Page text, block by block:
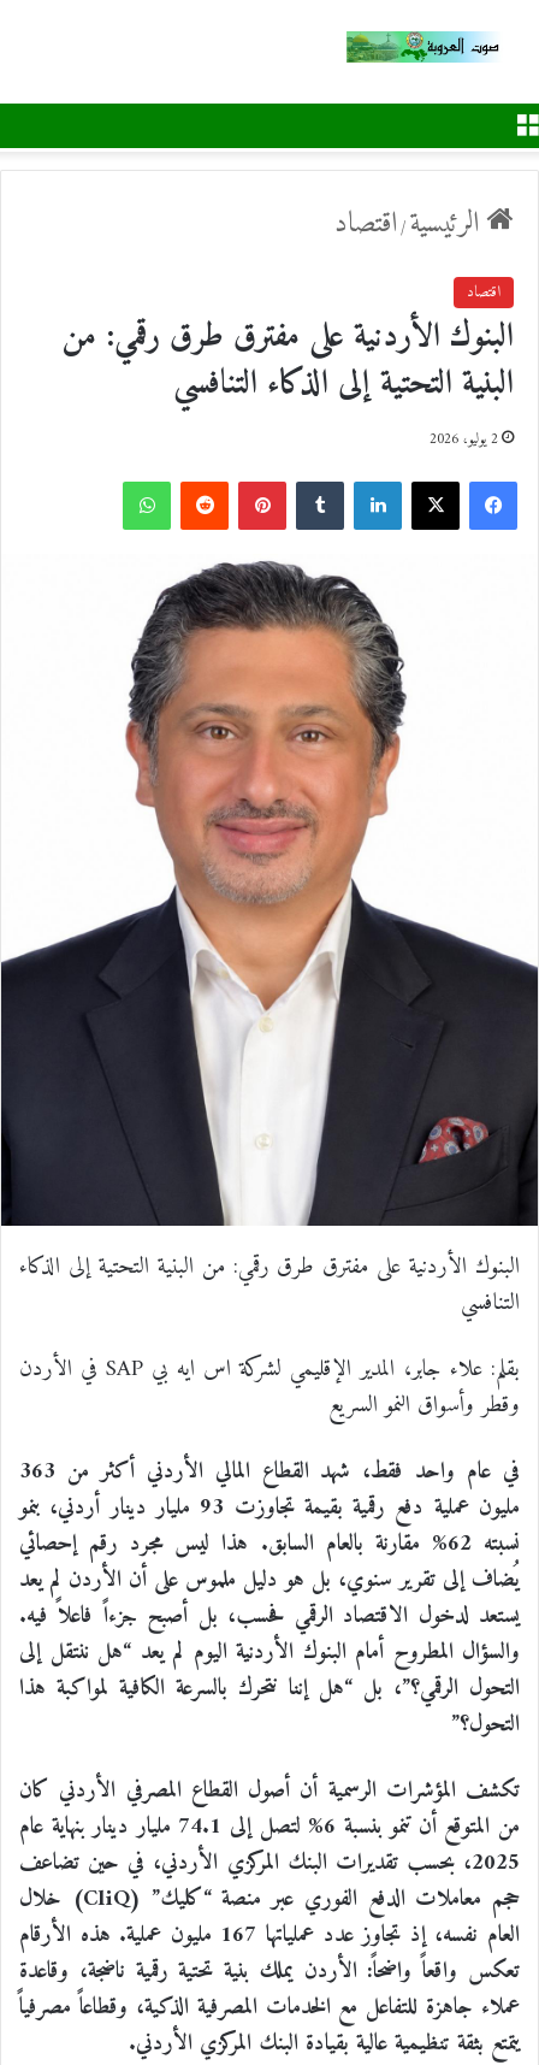
الرئيسية/اقتصاد
اقتصاد
البنوك الأردنية على مفترق طرق رقمي: من
البنية التحتية إلى الذكاء التنافسي
2 يوليو، 2026
ي
ن
ك
د
ن
T
u
m
b
l
r
ي
ن
ت
ي
ر
ي
س
ت
R
e
d
d
t
البنوك الأردنية على مفترق طرق رقمي: من البنية التحتية إلى الذكاء
التنافسي
بقلم: علاء جابر، المدير الإقليمي لشركة اس ايه بي SAP في الأردن
وقطر وأسواق النمو السريع
في عام واحد فقط، شهد القطاع المالي الأردني أكثر من 363
مليون عملية دفع رقمية بقيمة تجاوزت 93 مليار دينار أردني، بنمو
نسبته 62% مقارنة بالعام السابق. هذا ليس مجرد رقم إحصائي
يُضاف إلى تقرير سنوي، بل هو دليل ملموس على أن الأردن لم يعد
يستعد لدخول الاقتصاد الرقمي فحسب، بل أصبح جزءاً فاعلاً فيه.
والسؤال المطروح أمام البنوك الأردنية اليوم لم يعد “هل ننتقل إلى
التحول الرقمي؟”، بل “هل إننا نتحرك بالسرعة الكافية لمواكبة هذا
التحول؟”
تكشف المؤشرات الرسمية أن أصول القطاع المصرفي الأردني كان
من المتوقع أن تنمو بنسبة 6% لتصل إلى 74.1 مليار دينار بنهاية عام
2025، بحسب تقديرات البنك المركزي الأردني، في حين تضاعف
حجم معاملات الدفع الفوري عبر منصة “كليك” (CliQ) خلال
العام نفسه، إذ تجاوز عدد عملياتها 167 مليون عملية. هذه الأرقام
تعكس واقعاً واضحاً: الأردن يملك بنية تحتية رقمية ناضجة، وقاعدة
عملاء جاهزة للتفاعل مع الخدمات المصرفية الذكية، وقطاعاً مصرفياً
يتمتع بثقة تنظيمية عالية بقيادة البنك المركزي الأردني.